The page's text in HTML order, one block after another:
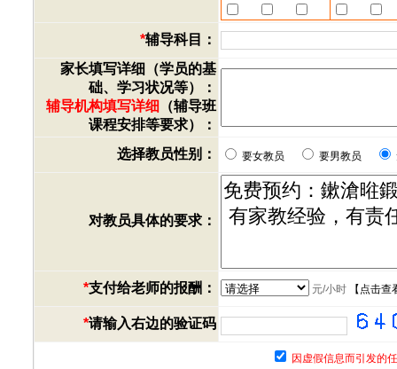
*辅导科目：
家长填写详细（学员的基
础、学习状况等）：
辅导机构填写详细 （辅导班
课程安排等要求）：
选择教员性别：
要女教员 要男教员
对教员具体的要求：
*支付给老师的报酬： 元/小时【 点击查
*请输入右边的验证码
因虚假信息而引发的